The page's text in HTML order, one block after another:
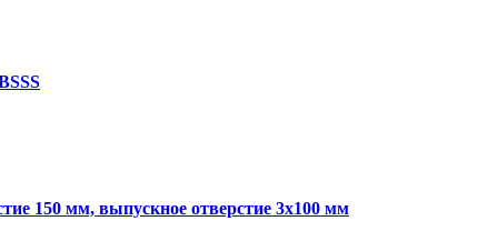
150 мм, выпускное отверстие 3x100 мм